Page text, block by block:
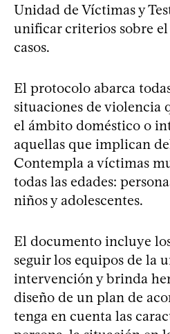
Unidad de Víctimas y
unificar criterios sobre el
casos.
El protocolo abarca
situaciones de violencia
el ámbito doméstico o
aquellas que implican
Contempla a víctimas
todas las edades:
niños y adolescentes.
El documento incluye
seguir los equipos de la
intervención y brinda
diseño de un plan de
tenga en cuenta las